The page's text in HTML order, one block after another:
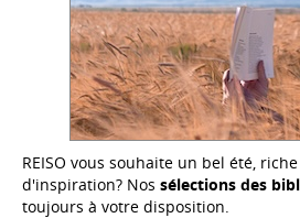
REISO vous souhaite un bel été,
d'inspiration? Nos sélections des
toujours à votre disposition.